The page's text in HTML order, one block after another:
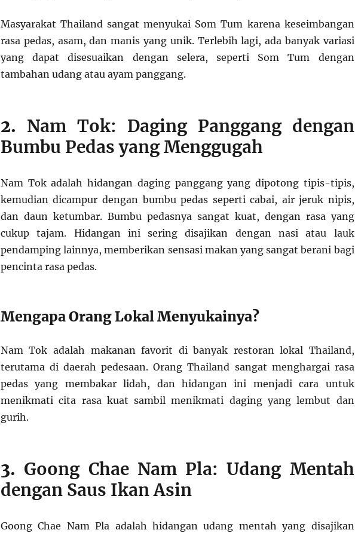
Masyarakat Thailand sangat menyukai Som Tum karena keseimbangan
rasa pedas, asam, dan manis yang unik. Terlebih lagi, ada banyak variasi
yang dapat disesuaikan dengan selera, seperti Som Tum dengan
tambahan udang atau ayam panggang.
2. Nam Tok: Daging Panggang dengan
Bumbu Pedas yang Menggugah
Nam Tok adalah hidangan daging panggang yang dipotong tipis-tipis,
kemudian dicampur dengan bumbu pedas seperti cabai, air jeruk nipis,
dan daun ketumbar. Bumbu pedasnya sangat kuat, dengan rasa yang
cukup tajam. Hidangan ini sering disajikan dengan nasi atau lauk
pendamping lainnya, memberikan sensasi makan yang sangat berani bagi
pencinta rasa pedas.
Mengapa Orang Lokal Menyukainya?
Nam Tok adalah makanan favorit di banyak restoran lokal Thailand,
terutama di daerah pedesaan. Orang Thailand sangat menghargai rasa
pedas yang membakar lidah, dan hidangan ini menjadi cara untuk
menikmati cita rasa kuat sambil menikmati daging yang lembut dan
gurih.
3. Goong Chae Nam Pla: Udang Mentah
dengan Saus Ikan Asin
Goong Chae Nam Pla adalah hidangan udang mentah yang disajikan